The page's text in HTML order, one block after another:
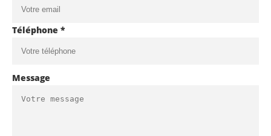
Téléphone *
Message